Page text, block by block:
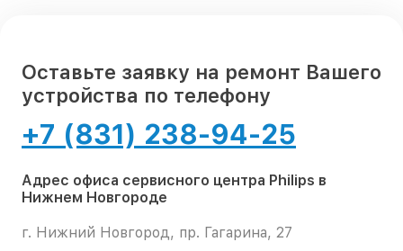
Оставьте заявку на ремонт Вашего
устройства по телефону
+7 (831) 238-94-25
Адрес офиса сервисного центра Philips в
Нижнем Новгороде
г. Нижний Новгород, пр. Гагарина, 27